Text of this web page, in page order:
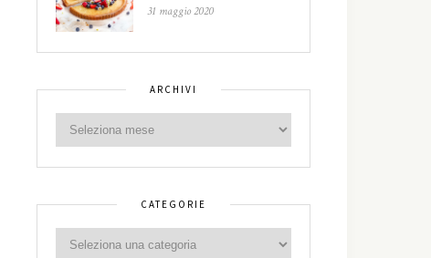
31 maggio 2020
ARCHIVI
CATEGORIE